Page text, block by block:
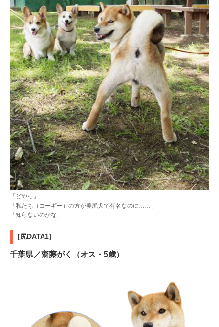
「どやっ」
「私たち（コーギー）の方が美尻犬で有名なのに……」
「知らないのかな」
[尻DATA1]
千葉県／齋藤がく（オス・5歳）